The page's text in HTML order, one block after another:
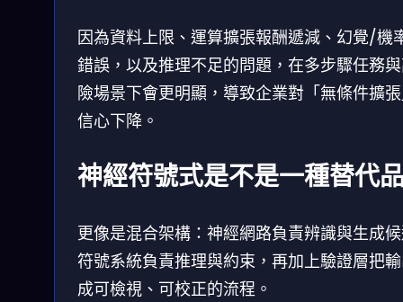
因為資料上限、運算擴張報酬遞減、幻覺/機
錯誤，以及推理不足的問題，在多步驟任務
險場景下會更明顯，導致企業對「無條件擴
信心下降。
神經符號式是不是一種替代
更像是混合架構：神經網路負責辨識與生成
符號系統負責推理與約束，再加上驗證層把
成可檢視、可校正的流程。